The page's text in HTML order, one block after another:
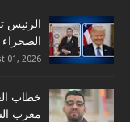
الرئيس
01, 2026
مغرب